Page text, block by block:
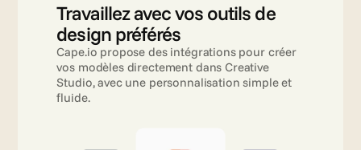
Travaillez avec vos outils de
design préférés
Cape.io propose des intégrations pour créer
vos modèles directement dans Creative
Studio, avec une personnalisation simple et
fluide.